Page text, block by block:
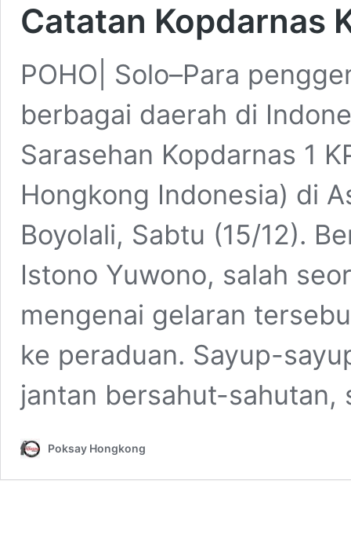
Catatan Kopdarnas
POHO| Solo–Para
berbagai daerah di
Sarasehan Kopdarnas 1
Hongkong Indonesia) di
Boyolali, Sabtu (15/12).
Istono Yuwono, salah
mengenai gelaran
ke peraduan. Sayup-
jantan bersahut-
Poksay Hongkong